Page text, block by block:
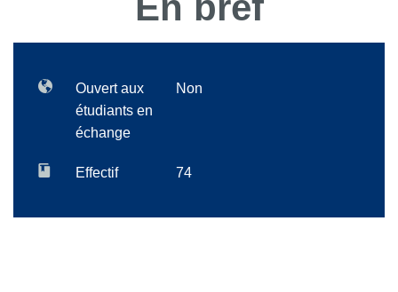
Ouvert aux
étudiants en
échange
Non
Effectif 74